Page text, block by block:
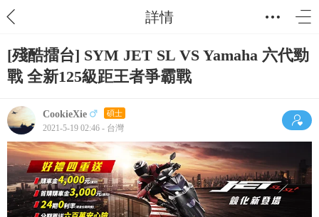
詳情
[殘酷擂台] SYM JET SL VS Yamaha 六代勁
戰 全新125級距王者爭霸戰
CookieXie 碩士
2021-5-19 02:46 - 台灣